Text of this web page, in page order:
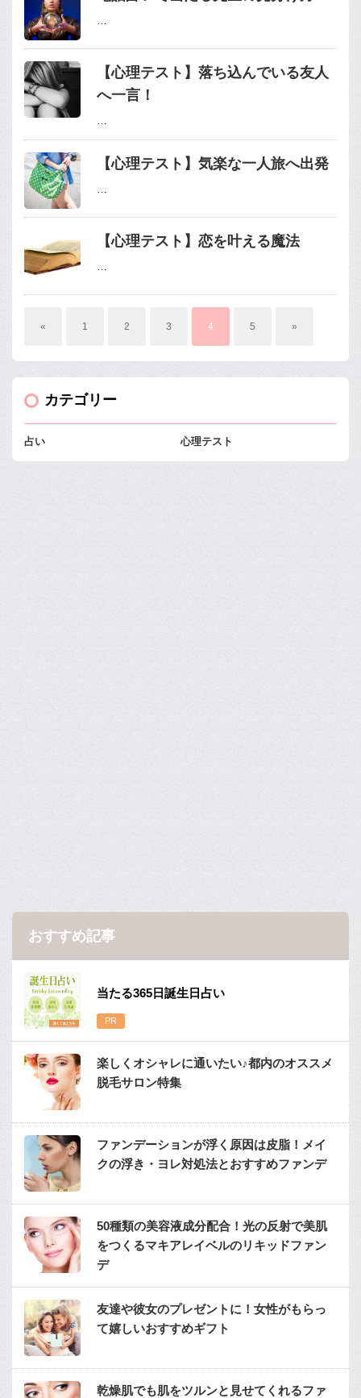
…
【心理テスト】落ち込んでいる友人
へ一言！
…
【心理テスト】気楽な一人旅へ出発
…
【心理テスト】恋を叶える魔法
…
« 1 2 3 4 5 »
カテゴリー
占い 心理テスト
おすすめ記事
当たる365日誕生日占い
楽しくオシャレに通いたい♪都内のオススメ
脱毛サロン特集
ファンデーションが浮く原因は皮脂！メイ
クの浮き・ヨレ対処法とおすすめファンデ
50種類の美容液成分配合！光の反射で美肌
をつくるマキアレイベルのリキッドファン
デ
友達や彼女のプレゼントに！女性がもらっ
て嬉しいおすすめギフト
乾燥肌でも肌をツルンと見せてくれるファ